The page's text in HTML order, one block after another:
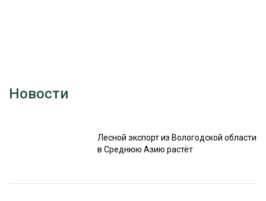
Новости
Лесной экспорт из Вологодской области
в Среднюю Азию растёт